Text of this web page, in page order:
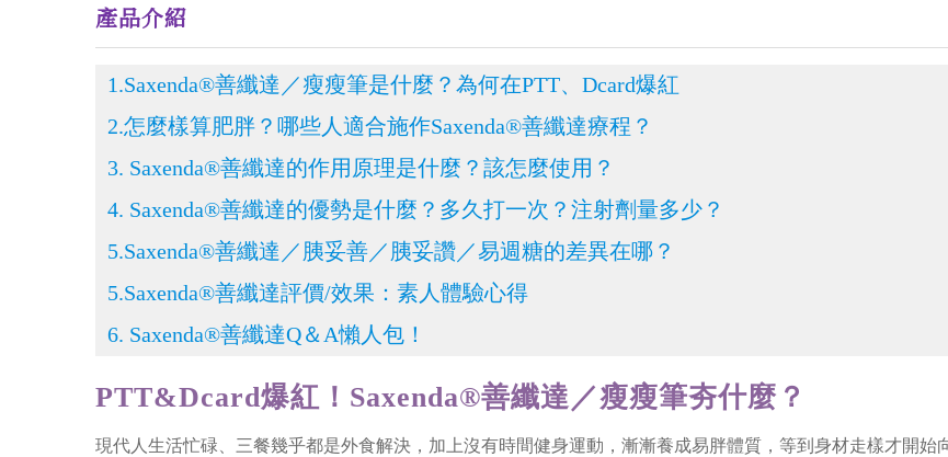
產品介紹
1.Saxenda®善纖達／瘦瘦筆是什麼？為何在PTT、Dcard爆紅
2.怎麼樣算肥胖？哪些人適合施作Saxenda®善纖達療程？
3. Saxenda®善纖達的作用原理是什麼？該怎麼使用？
4. Saxenda®善纖達的優勢是什麼？多久打一次？注射劑量多少？
5.Saxenda®善纖達／胰妥善／胰妥讚／易週糖的差異在哪？
5.Saxenda®善纖達評價/效果：素人體驗心得
6. Saxenda®善纖達Q＆A懶人包！
PTT&Dcard爆紅！Saxenda®善纖達／瘦瘦筆夯什麼？
現代人生活忙碌、三餐幾乎都是外食解決，加上沒有時間健身運動，漸漸養成易胖體質，等到身材走樣才開始